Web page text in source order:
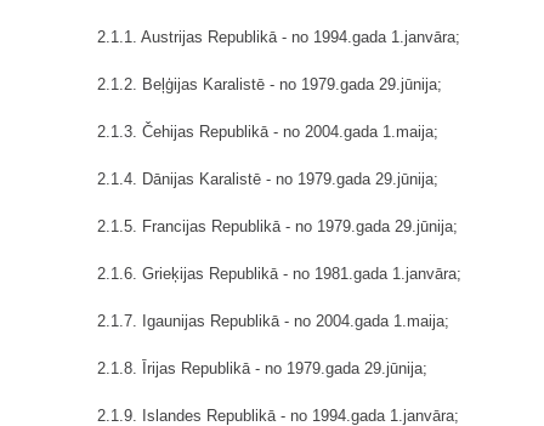
2.1.1. Austrijas Republikā - no 1994.gada 1.janvāra;
2.1.2. Beļģijas Karalistē - no 1979.gada 29.jūnija;
2.1.3. Čehijas Republikā - no 2004.gada 1.maija;
2.1.4. Dānijas Karalistē - no 1979.gada 29.jūnija;
2.1.5. Francijas Republikā - no 1979.gada 29.jūnija;
2.1.6. Grieķijas Republikā - no 1981.gada 1.janvāra;
2.1.7. Igaunijas Republikā - no 2004.gada 1.maija;
2.1.8. Īrijas Republikā - no 1979.gada 29.jūnija;
2.1.9. Islandes Republikā - no 1994.gada 1.janvāra;